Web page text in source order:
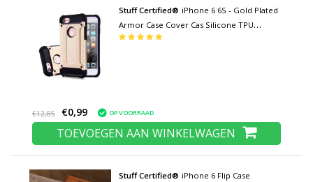
Stuff Certified® iPhone 6 6S - Gold Plated
Armor Case Cover Cas Silicone TPU
Hoesje Goud
€12,85 €0,99 OP VOORRAAD
TOEVOEGEN AAN WINKELWAGEN
Stuff Certified® iPhone 6 Flip Case